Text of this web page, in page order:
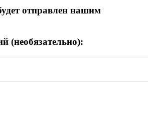
отправлен нашим
(необязательно):